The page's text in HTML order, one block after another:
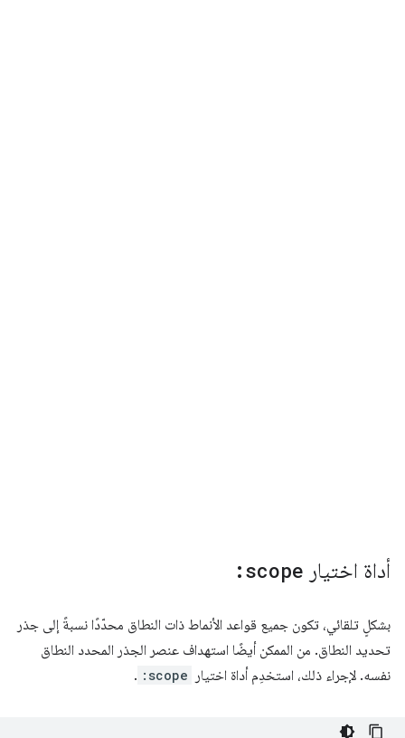
أداة اختيار :scope
بشكلٍ تلقائي، تكون جميع قواعد الأنماط ذات النطاق محدّدًا نسبةً إلى جذر
تحديد النطاق. من الممكن أيضًا استهداف عنصر الجذر المحدد النطاق
نفسه. لإجراء ذلك، استخدِم أداة اختيار
:scope
.